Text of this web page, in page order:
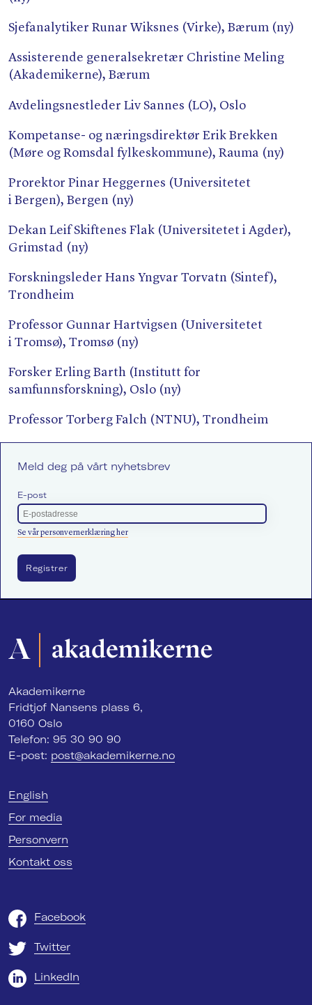
Sjefanalytiker Runar Wiksnes (Virke), Bærum (ny)
Assisterende generalsekretær Christine Meling
(Akademikerne), Bærum
Avdelingsnestleder Liv Sannes (LO), Oslo
Kompetanse- og næringsdirektør Erik Brekken
(Møre og Romsdal fylkeskommune), Rauma (ny)
Prorektor Pinar Heggernes (Universitetet
i Bergen), Bergen (ny)
Dekan Leif Skiftenes Flak (Universitetet i Agder),
Grimstad (ny)
Forskningsleder Hans Yngvar Torvatn (Sintef),
Trondheim
Professor Gunnar Hartvigsen (Universitetet
i Tromsø), Tromsø (ny)
Forsker Erling Barth (Institutt for
samfunnsforskning), Oslo (ny)
Professor Torberg Falch (NTNU), Trondheim
Meld deg på vårt nyhetsbrev
E-post
Se vår personvernerklæring her
Akademikerne
Fridtjof Nansens plass 6,
0160 Oslo
Telefon: 95 30 90 90
E-post: post@akademikerne.no
English
For media
Personvern
Kontakt oss
Facebook
Twitter
LinkedIn